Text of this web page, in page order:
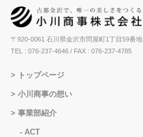
〒920-0061 石川県金沢市問屋町1丁目59番地
TEL : 076-237-4646/ FAX : 076-237-4785
トップページ
小川商事の想い
事業部紹介
ACT